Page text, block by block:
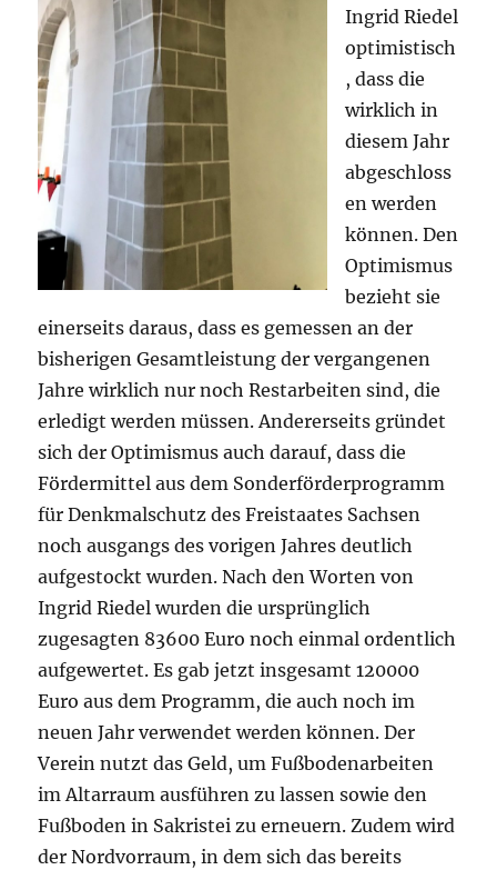
Ingrid Riedel
optimistisch
, dass die
wirklich in
diesem Jahr
abgeschloss
en werden
können. Den
Optimismus
bezieht sie
einerseits daraus, dass es gemessen an der
bisherigen Gesamtleistung der vergangenen
Jahre wirklich nur noch Restarbeiten sind, die
erledigt werden müssen. Andererseits gründet
sich der Optimismus auch darauf, dass die
Fördermittel aus dem Sonderförderprogramm
für Denkmalschutz des Freistaates Sachsen
noch ausgangs des vorigen Jahres deutlich
aufgestockt wurden. Nach den Worten von
Ingrid Riedel wurden die ursprünglich
zugesagten 83600 Euro noch einmal ordentlich
aufgewertet. Es gab jetzt insgesamt 120000
Euro aus dem Programm, die auch noch im
neuen Jahr verwendet werden können. Der
Verein nutzt das Geld, um Fußbodenarbeiten
im Altarraum ausführen zu lassen sowie den
Fußboden in Sakristei zu erneuern. Zudem wird
der Nordvorraum, in dem sich das bereits